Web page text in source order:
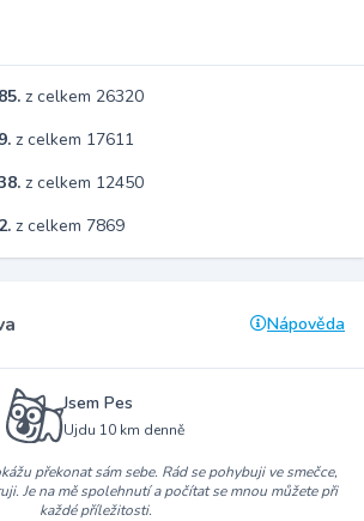
z celkem 26320
z celkem 17611
z celkem 12450
z celkem 7869
Nápověda
Jsem Pes
Ujdu 10 km denně
překonat sám sebe. Rád se pohybuji ve smečce,
Je na mě spolehnutí a počítat se mnou můžete při
každé příležitosti.